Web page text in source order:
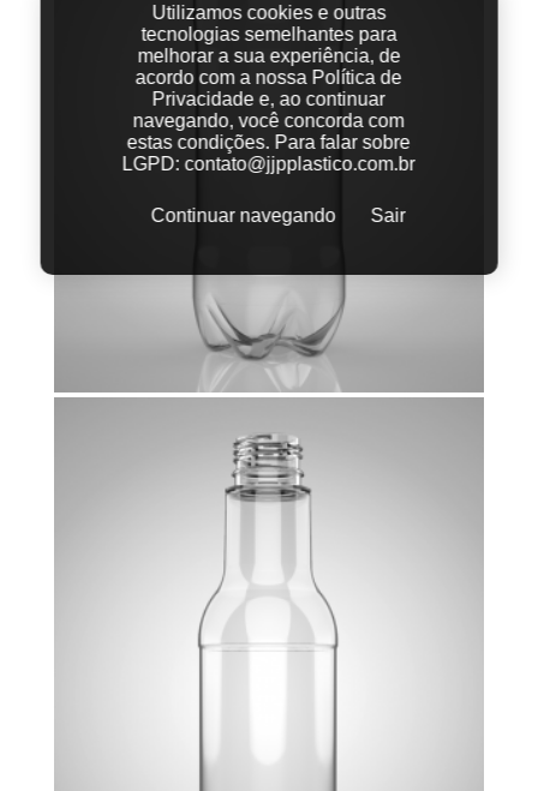
Utilizamos cookies e outras
tecnologias semelhantes para
melhorar a sua experiência, de
acordo com a nossa Política de
Privacidade e, ao continuar
navegando, você concorda com
estas condições. Para falar sobre
LGPD:contato@jjpplastico.com.br
Continuar navegando Sair